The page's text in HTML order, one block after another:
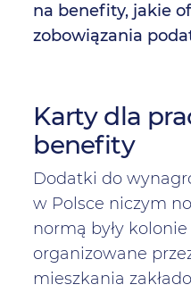
na benefity, jakie
zobowiązania
Karty dla
benefity
Dodatki do
w Polsce niczym
normą były
organizowane
mieszkania